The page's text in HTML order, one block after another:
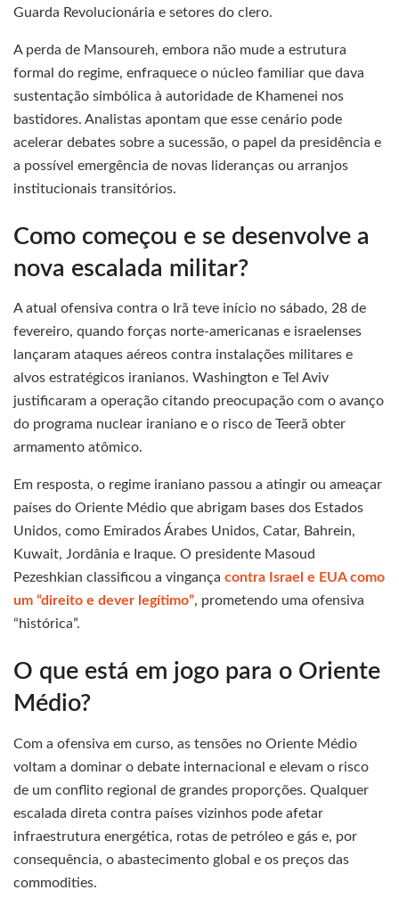
Guarda Revolucionária e setores do clero.
A perda de Mansoureh, embora não mude a estrutura
formal do regime, enfraquece o núcleo familiar que dava
sustentação simbólica à autoridade de Khamenei nos
bastidores. Analistas apontam que esse cenário pode
acelerar debates sobre a sucessão, o papel da presidência e
a possível emergência de novas lideranças ou arranjos
institucionais transitórios.
Como começou e se desenvolve a
nova escalada militar?
A atual ofensiva contra o Irã teve início no sábado, 28 de
fevereiro, quando forças norte-americanas e israelenses
lançaram ataques aéreos contra instalações militares e
alvos estratégicos iranianos. Washington e Tel Aviv
justificaram a operação citando preocupação com o avanço
do programa nuclear iraniano e o risco de Teerã obter
armamento atômico.
Em resposta, o regime iraniano passou a atingir ou ameaçar
países do Oriente Médio que abrigam bases dos Estados
Unidos, como Emirados Árabes Unidos, Catar, Bahrein,
Kuwait, Jordânia e Iraque. O presidente Masoud
Pezeshkian classificou a vingança contra Israel e EUA como
um “direito e dever legítimo”, prometendo uma ofensiva
“histórica”.
O que está em jogo para o Oriente
Médio?
Com a ofensiva em curso, as tensões no Oriente Médio
voltam a dominar o debate internacional e elevam o risco
de um conflito regional de grandes proporções. Qualquer
escalada direta contra países vizinhos pode afetar
infraestrutura energética, rotas de petróleo e gás e, por
consequência, o abastecimento global e os preços das
commodities.